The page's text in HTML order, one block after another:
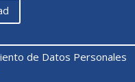
de Datos Personales